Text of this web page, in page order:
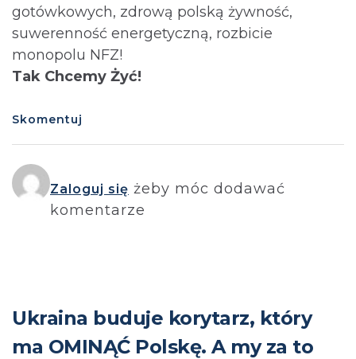
gotówkowych, zdrową polską żywność,
suwerenność energetyczną, rozbicie
monopolu NFZ!
Tak Chcemy Żyć!
Skomentuj
Zaloguj się żeby móc dodawać
komentarze
Ukraina buduje korytarz, który
ma OMINĄĆ Polskę. A my za to